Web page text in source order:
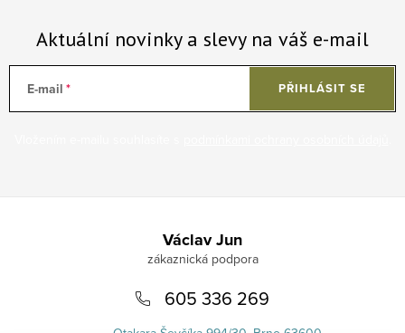
Aktuální novinky a slevy na váš e-mail
E-mail PŘIHLÁSIT SE
Václav Jun
605 336 269